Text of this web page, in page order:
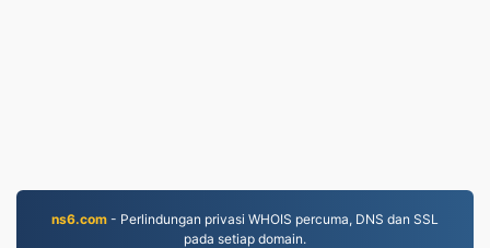
ns6.com - Perlindungan privasi WHOIS percuma, DNS dan SSL
pada setiap domain.